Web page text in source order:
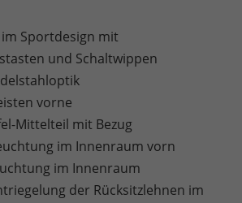
Sportdesign mit
und Schaltwippen
vorne
Mittelteil mit Bezug
im Innenraum vorn
im Innenraum
der Rücksitzlehnen im